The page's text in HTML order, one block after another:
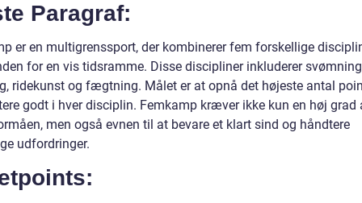
Paragraf:
er en multigrenssport, der kombinerer fem forskellige
for en vis tidsramme. Disse discipliner inkluderer
ridekunst og fægtning. Målet er at opnå det højeste antal
godt i hver disciplin. Femkamp kræver ikke kun en høj grad
men også evnen til at bevare et klart sind og håndtere
udfordringer.